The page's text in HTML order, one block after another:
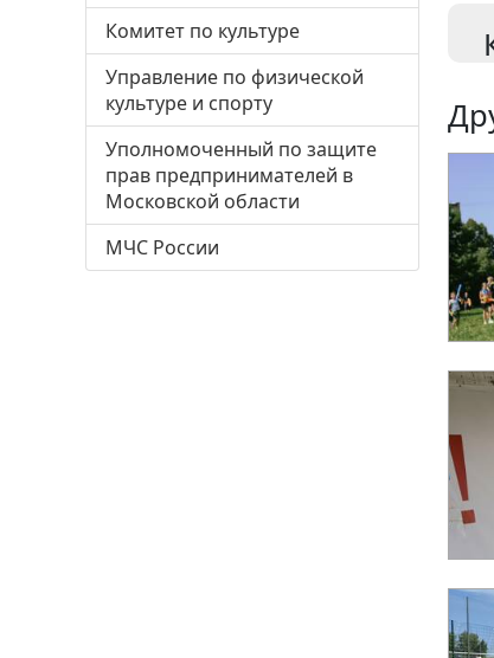
Комитет по культуре
Управление по физической
культуре и спорту
Уполномоченный по защите
прав предпринимателей в
Московской области
МЧС России